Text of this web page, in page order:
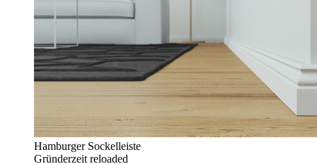
Hamburger Sockelleiste
Gründerzeit reloaded